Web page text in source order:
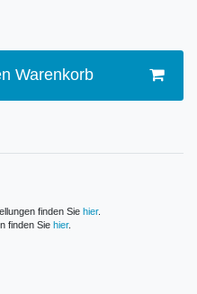
Warenkorb
finden Sie hier.
finden Sie hier.